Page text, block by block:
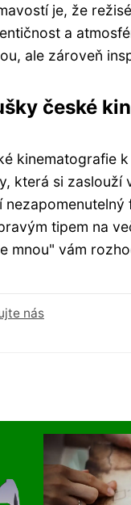
je, že
a
ale zároveň
české
kinematografie
která si
tipem na
mnou" vám
nás